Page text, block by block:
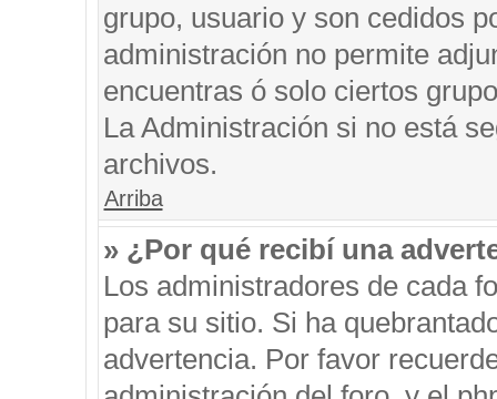
grupo, usuario y son cedidos
administración no permite
encuentras ó solo ciertos
La Administración si no está
archivos.
Arriba
» ¿Por qué recibí una
Los administradores de cada
para su sitio. Si ha
advertencia. Por favor